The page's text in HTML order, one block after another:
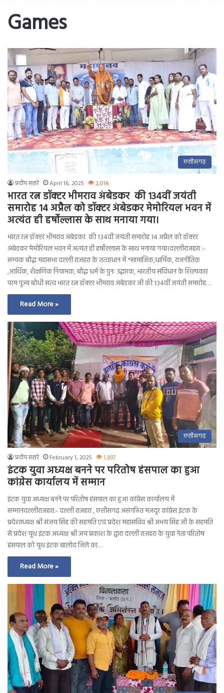
Games
छत्तीसगढ़
प्रदीप सहारे April 16, 2025 2,016
भारत रत्न डॉक्टर भीमराव अंबेडकर की 134वीं जयंती
समारोह 14 अप्रैल को डॉक्टर अंबेडकर मेमोरियल भवन में
अत्यंत ही हर्षोल्लास के साथ मनाया गया।
भारत रत्न डॉक्टर भीमराव अंबेडकर की 134वीं जयंती समारोह 14 अप्रैल को डॉक्टर
अंबेडकर मेमोरियल भवन में अत्यंत ही हर्षोल्लास के साथ मनाया गया।दल्लीराजहरा :-
सम्यक बौद्ध महासभा दल्ली राजहरा के तत्वाधान में *सामाजिक,धार्मिक, राजनीतिक
,आर्थिक, शैक्षणिक नियामक, बौद्ध धर्म के पुनः उद्धारक, भारतीय संविधान के शिल्पकार
परम पूज्य बोधी सत्व भारत रत्न डॉक्टर भीमराव अंबेडकर जी की 134वीं जयंती समारोह…
Read More »
छत्तीसगढ़
प्रदीप सहारे February 1, 2025 1,897
इंटक युवा अध्यक्ष बनने पर परितोष हंसपाल का हुआ
कांग्रेस कार्यालय में सम्मान
इंटक युवा अध्यक्ष बनने पर परितोष हंसपाल का हुआ कांग्रेस कार्यालय में
सम्मानदल्लीराजहरा:- दल्ली राजहरा , छत्तीसगढ़ असंगठित मजदूर कांग्रेस इंटक के
प्रदेशाध्यक्ष श्री संजय सिंह की सहमति एवं प्रदेश महासचिव श्री अभय सिंह जी के सहमति
से प्रदेश यूथ इंटक अध्यक्ष श्री जय प्रकाश के द्वारा दल्ली राजहरा के युवा नेता परितोष
हंसपाल को यूथ इंटक बालोद जिले का…
Read More »